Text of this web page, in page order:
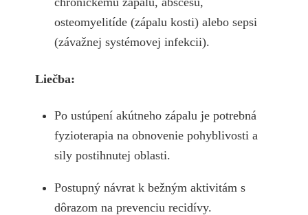
osteomyelitíde (zápalu kosti) alebo sepsi
(závažnej systémovej infekcii).
Liečba:
Po ustúpení akútneho zápalu je potrebná
fyzioterapia na obnovenie pohyblivosti a
sily postihnutej oblasti.
Postupný návrat k bežným aktivitám s
dôrazom na prevenciu recidívy.